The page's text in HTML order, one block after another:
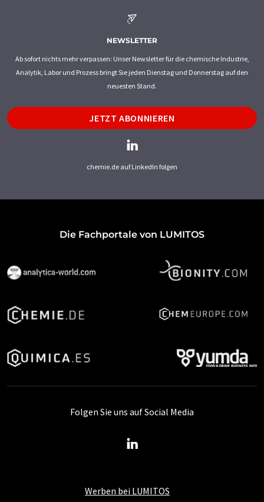
NEWSLETTER
Ab sofort nichts mehr verpassen: Unser Newsletter für die chemische Industrie,
Analytik, Labor und Prozess bringt Sie jeden Dienstag und Donnerstag auf den
neuesten Stand.
JETZT ABONNIEREN
chemie.de auf LinkedIn folgen
Die Fachportale von LUMITOS
Werben bei LUMITOS
Folgen Sie uns auf Social Media